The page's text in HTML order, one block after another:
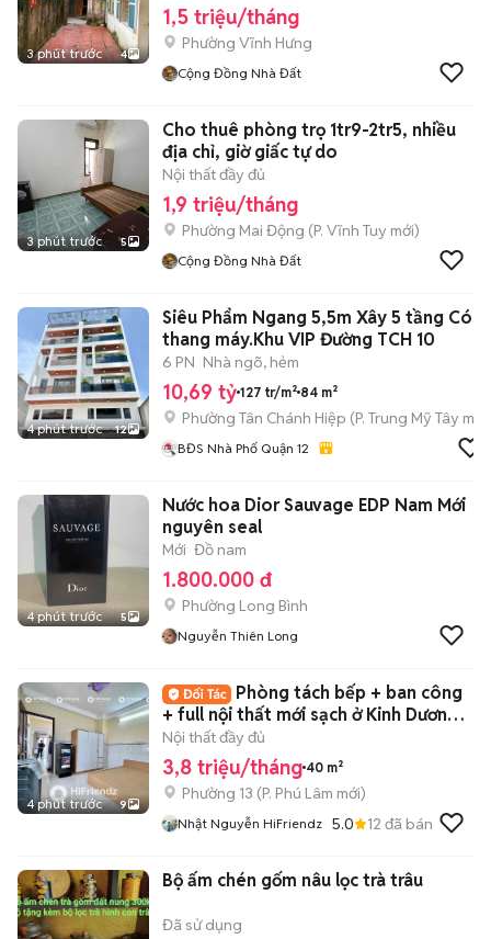
3 phút trước 4
1,5 triệu/tháng
Phường Vĩnh Hưng
Cộng Đồng Nhà Đất
3 phút trước 5
Cho thuê phòng trọ 1tr9-2tr5, nhiều
địa chỉ, giờ giấc tự do
Nội thất đầy đủ
1,9 triệu/tháng
Phường Mai Động (P. Vĩnh Tuy mới)
Cộng Đồng Nhà Đất
4 phút trước 12
Siêu Phẩm Ngang 5,5m Xây 5 tầng Có
thang máy.Khu VIP Đường TCH 10
6 PN Nhà ngõ, hẻm
10,69 tỷ 127 tr/m² 84 m²
Phường Tân Chánh Hiệp (P. Trung Mỹ Tây mới)
BĐS Nhà Phố Quận 12
4 phút trước 5
Nước hoa Dior Sauvage EDP Nam Mới
nguyên seal
Mới Đồ nam
1.800.000 đ
Phường Long Bình
Nguyễn Thiên Long
4 phút trước 9
Phòng tách bếp + ban công
+ full nội thất mới sạch ở Kinh Dương
Vương
Nội thất đầy đủ
3,8 triệu/tháng 40 m²
Phường 13 (P. Phú Lâm mới)
Nhật Nguyễn HiFriendz 5.0 12 đã bán
Bộ ấm chén gốm nâu lọc trà trâu
Đã sử dụng